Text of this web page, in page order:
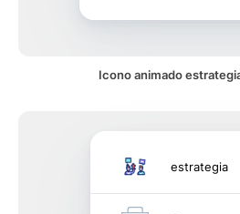
Icono animado
estrategia